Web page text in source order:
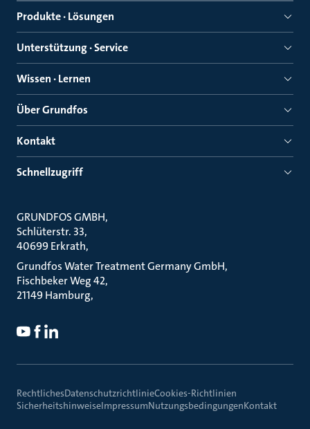
Produkte · Lösungen
Unterstützung · Service
Wissen · Lernen
Über Grundfos
Kontakt
Schnellzugriff
GRUNDFOS GMBH
Schlüterstr. 33
40699 Erkrath
Grundfos Water Treatment Germany GmbH
Fischbeker Weg 42
21149 Hamburg
RechtlichesDatenschutzrichtlinieCookies-Richtlinien
SicherheitshinweiseImpressumNutzungsbedingungenKontakt